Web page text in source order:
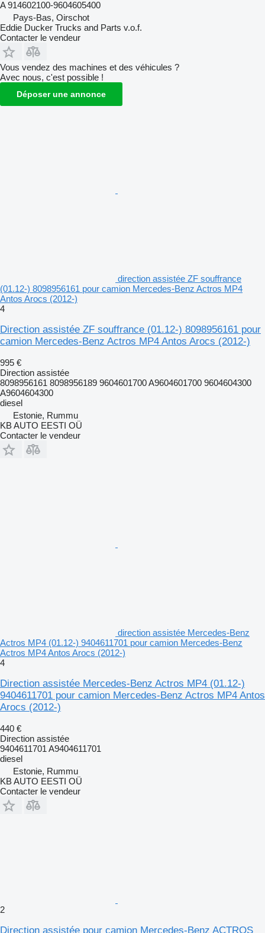
A 914602100-9604605400
Pays-Bas, Oirschot
Eddie Ducker Trucks and Parts v.o.f.
Contacter le vendeur
Vous vendez des machines et des véhicules ?
Avec nous, c'est possible !
Déposer une annonce
direction assistée ZF souffrance
(01.12-) 8098956161 pour camion Mercedes-Benz Actros MP4
Antos Arocs (2012-)
4
Direction assistée ZF souffrance (01.12-) 8098956161 pour
camion Mercedes-Benz Actros MP4 Antos Arocs (2012-)
995 €
Direction assistée
8098956161 8098956189 9604601700 A9604601700 9604604300
A9604604300
diesel
Estonie, Rummu
KB AUTO EESTI OÜ
Contacter le vendeur
direction assistée Mercedes-Benz
Actros MP4 (01.12-) 9404611701 pour camion Mercedes-Benz
Actros MP4 Antos Arocs (2012-)
4
Direction assistée Mercedes-Benz Actros MP4 (01.12-)
9404611701 pour camion Mercedes-Benz Actros MP4 Antos
Arocs (2012-)
440 €
Direction assistée
9404611701 A9404611701
diesel
Estonie, Rummu
KB AUTO EESTI OÜ
Contacter le vendeur
2
Direction assistée pour camion Mercedes-Benz ACTROS